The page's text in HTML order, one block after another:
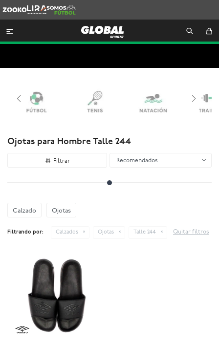
Lira
Somos
Futbol

Ojotas para Hombre Talle 244
Recomendados
Calzado Ojotas
Filtrando por: Calzados Ojotas Talle 244 Quitar filtros